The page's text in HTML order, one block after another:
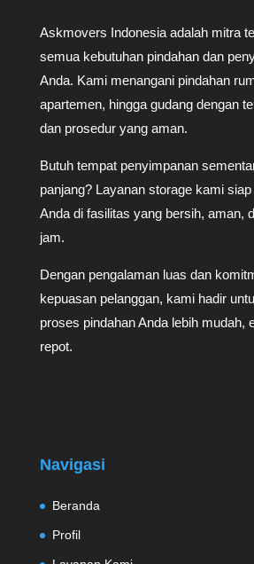
Askmovers Indonesia adalah mitra
semua kebutuhan pindahan dan
Anda. Kami menangani pindahan
apartemen, hingga gudang dengan
dan prosedur yang aman.
Butuh tempat penyimpanan
panjang? Layanan storage kami
Anda di fasilitas yang bersih, aman,
jam.
Dengan pengalaman luas dan
kepuasan pelanggan, kami hadir
proses pindahan Anda lebih mudah,
repot.
Navigasi
Beranda
Profil